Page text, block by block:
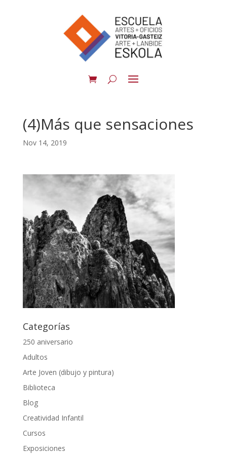
(4)Más que sensaciones
Nov 14, 2019
Categorías
250 aniversario
Adultos
Arte Joven (dibujo y pintura)
Biblioteca
Blog
Creatividad Infantil
Cursos
Exposiciones